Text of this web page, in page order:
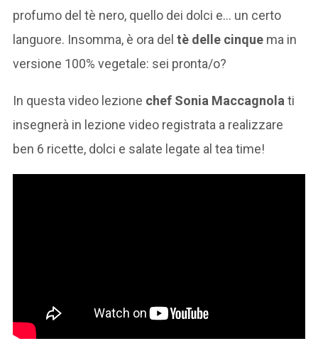
profumo del tè nero, quello dei dolci e… un certo
languore. Insomma, è ora del tè delle cinque ma in
versione 100% vegetale: sei pronta/o?
In questa video lezione chef Sonia Maccagnolati
insegnerà in lezione video registrata a realizzare
ben 6 ricette, dolci e salate legate al tea time!